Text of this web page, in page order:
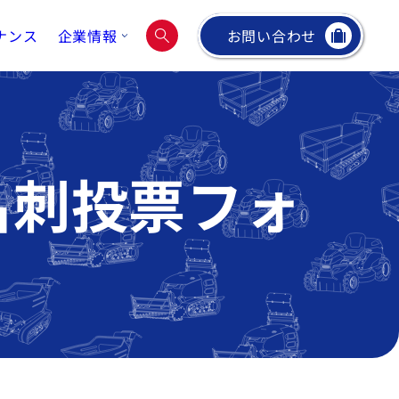
ンス 企業情報 お問い合わせ
投票フォ